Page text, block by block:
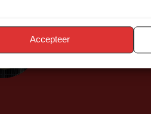
Accepteer
Door Johannes Cornelis